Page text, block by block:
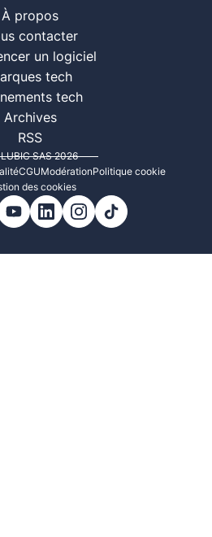
À propos
contacter
un logiciel
tech
tech
Archives
RSS
SAS 2026
CGUModérationPolitique cookie
des cookies